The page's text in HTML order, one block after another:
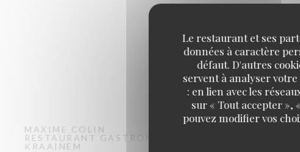
Le restaurant et ses
données à caractère
défaut. D'autres
servent à analyser
: en lien avec les
sur « Tout accepter »,
pouvez modifier vos
MAXIME COLIN
RESTAURANT GASTRONOMIQUE
KRAAINEM